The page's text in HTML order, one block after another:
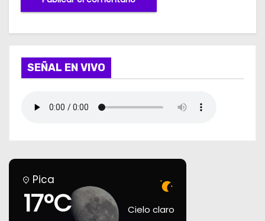
SEÑAL EN VIVO
Pica
17°C Cielo claro